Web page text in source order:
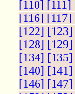
[110] [111]
[116] [117]
[122] [123]
[128] [129]
[134] [135]
[140] [141]
[146] [147]